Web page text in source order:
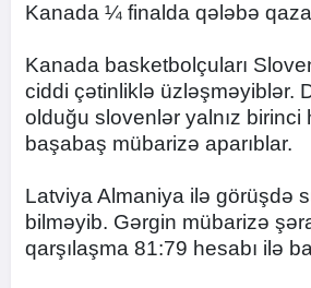
Kanada ¼ finalda qələbə
Kanada basketbolçuları
ciddi çətinliklə üzləşməyiblər.
olduğu slovenlər yalnız birinci
başabaş mübarizə aparıblar.
Latviya Almaniya ilə görüşdə
bilməyib. Gərgin mübarizə
qarşılaşma 81:79 hesabı ilə